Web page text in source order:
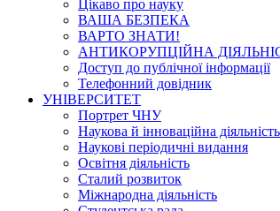
Цікаво про науку
ВАША БЕЗПЕКА
ВАРТО ЗНАТИ!
АНТИКОРУПЦІЙНА
Доступ до публічної інформації
Телефонний довідник
УНІВЕРСИТЕТ
Портрет ЧНУ
Наукова й інноваційна діяльність
Наукові періодичні видання
Освітня діяльність
Сталий розвиток
Міжнародна діяльність